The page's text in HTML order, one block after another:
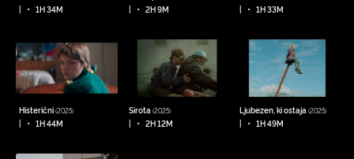
| • 1H 34M | • 2H 9M | • 1H 33M
Histerični(2025)
| • 1H 44M
Sirota(2025)
| • 2H 12M
Ljubezen, ki ostaja (2025)
| • 1H 49M